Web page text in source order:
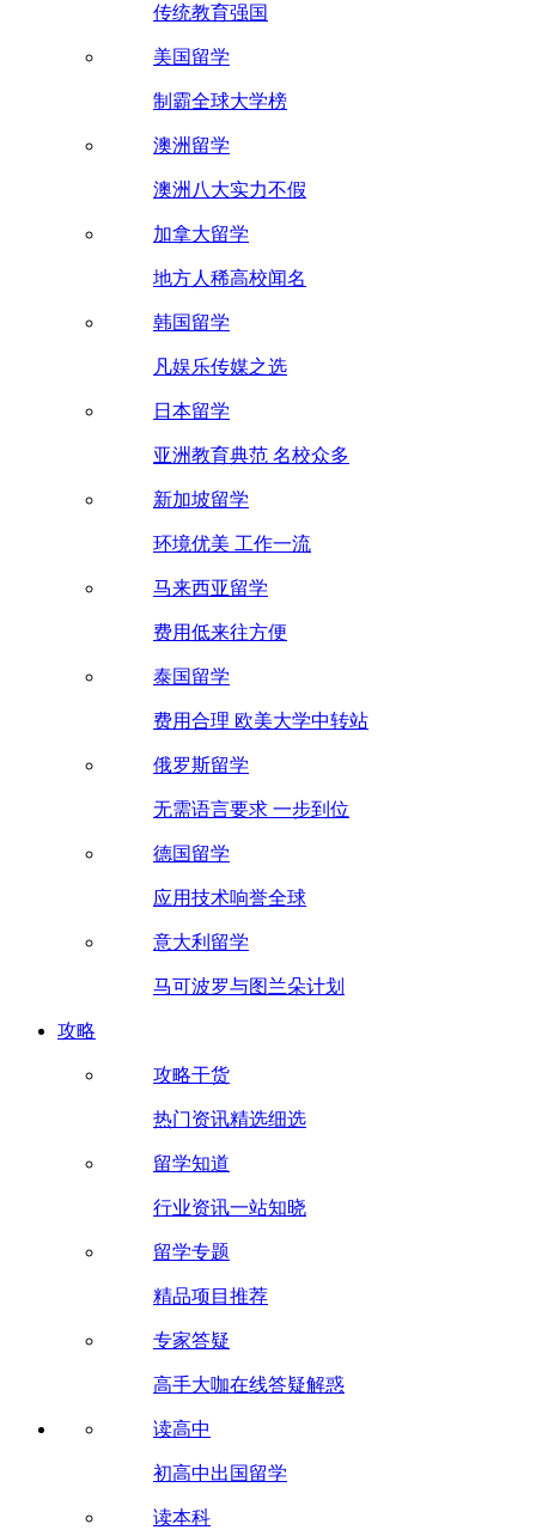
传统教育强国
美国留学
制霸全球大学榜
澳洲留学
澳洲八大实力不假
加拿大留学
地方人稀高校闻名
韩国留学
凡娱乐传媒之选
日本留学
亚洲教育典范 名校众多
新加坡留学
环境优美 工作一流
马来西亚留学
费用低来往方便
泰国留学
费用合理 欧美大学中转站
俄罗斯留学
无需语言要求 一步到位
德国留学
应用技术响誉全球
意大利留学
马可波罗与图兰朵计划
攻略
攻略干货
热门资讯精选细选
留学知道
行业资讯一站知晓
留学专题
精品项目推荐
专家答疑
高手大咖在线答疑解惑
读高中
初高中出国留学
读本科